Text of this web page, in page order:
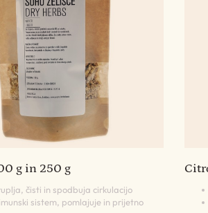
g in 250 g
čisti in spodbuja cirkulacijo
sistem, pomlajuje in prijetno